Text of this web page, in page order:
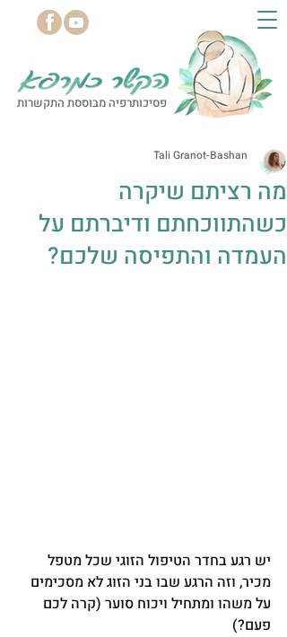
פסיכותרפיה מבוססת התקשרות
מה רציתם שיקרה
כשהתווכחתם ודיברתם על
העמדה והתפיסה שלכם?
Tali Granot-Bashan
יש רגע בחדר הטיפול הזוגי שכל מטפל
מכיר, וזה הרגע שבו בני הזוג לא מסכימים
על משהו ומתחיל ויכוח סוער (קרה לכם
פעם?)